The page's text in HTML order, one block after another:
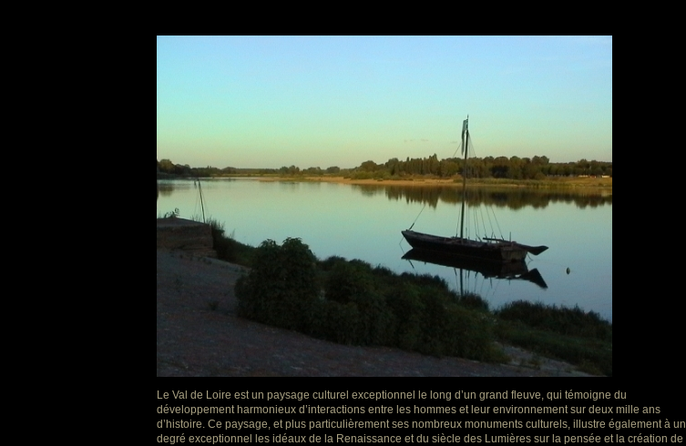
Le Val de Loire est un paysage culturel exceptionnel le long d’un grand fleuve, qui témoigne du
développement harmonieux d’interactions entre les hommes et leur environnement sur deux mille ans
d’histoire. Ce paysage, et plus particulièrement ses nombreux monuments culturels, illustre également à un
degré exceptionnel les idéaux de la Renaissance et du siècle des Lumières sur la pensée et la création de